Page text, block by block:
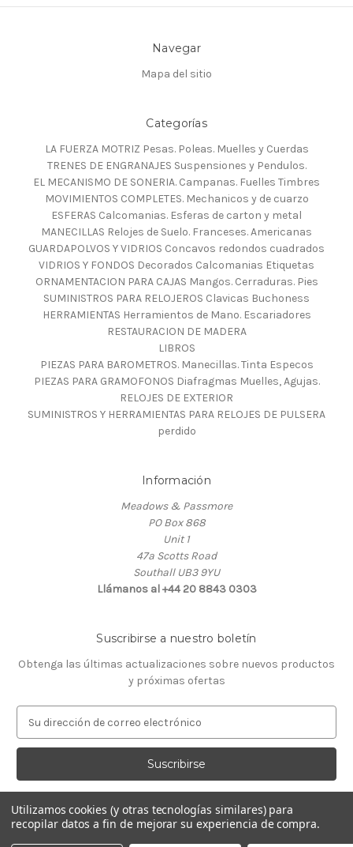
Navegar
Mapa del sitio
Categorías
LA FUERZA MOTRIZ Pesas. Poleas. Muelles y Cuerdas
TRENES DE ENGRANAJES Suspensiones y Pendulos.
EL MECANISMO DE SONERIA. Campanas. Fuelles Timbres
MOVIMIENTOS COMPLETES. Mechanicos y de cuarzo
ESFERAS Calcomanias. Esferas de carton y metal
MANECILLAS Relojes de Suelo. Franceses. Americanas
GUARDAPOLVOS Y VIDRIOS Concavos redondos cuadrados
VIDRIOS Y FONDOS Decorados Calcomanias Etiquetas
ORNAMENTACION PARA CAJAS Mangos. Cerraduras. Pies
SUMINISTROS PARA RELOJEROS Clavicas Buchoness
HERRAMIENTAS Herramientos de Mano. Escariadores
RESTAURACION DE MADERA
LIBROS
PIEZAS PARA BAROMETROS. Manecillas. Tinta Especos
PIEZAS PARA GRAMOFONOS Diafragmas Muelles, Agujas.
RELOJES DE EXTERIOR
SUMINISTROS Y HERRAMIENTAS PARA RELOJES DE PULSERA
perdido
Información
Meadows & Passmore
PO Box 868
Unit 1
47a Scotts Road
Southall UB3 9YU
Llámanos al +44 20 8843 0303
Suscribirse a nuestro boletín
Obtenga las últimas actualizaciones sobre nuevos productos
y próximas ofertas
r
c
i
ó
© 2026 Almacén de Relojeros
Utilizamos cookies (y otras tecnologías similares) para
recopilar datos a fin de mejorar su experiencia de compra.